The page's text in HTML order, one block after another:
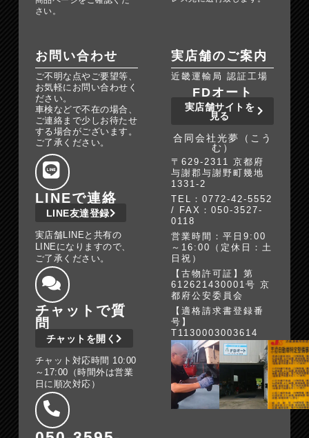
さい。
お問い合わせ
ご不明な点やご要望等、
お気軽にお問い合わせく
ださい。
車検などで不在の場合、
ご連絡まで少しお待たせ
する場合がございます。
ご了承ください。
LINEで連絡
LINE友達登録
実店舗LINEと共有の
LINEになりますので、
ご了承ください。
チャットで質
問
チャットを開く
チャット対応時間 10:00
～17:00（時間外は営業
日に順次対応）
実店舗のご案内
近畿運輸局 認証工場
FDオート
実店舗サイトを
見る
合同会社光夢（こう
む）
〒629-2311 京都府
与謝郡与謝野町幾地
1331-2
TEL：0772-42-5552
/ FAX：050-3527-
0118
営業時間：平日9:00
～16:00（定休日：土
日祝）
【古物許可証】第
612621430001号 京
都府公安委員会
【適格請求書登録番
号】
T1130003003614